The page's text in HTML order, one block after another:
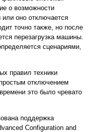
о возможности
оно отключается
точно также, но после
перезагрузка машины.
сценариями,
правил техники
отключением
это было чревато
поддержка
Configuration and